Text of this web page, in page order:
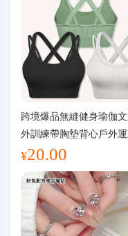
最新公告
物流資訊
代購問答
關於我們
跨境爆品無縫健身瑜伽
外訓練帶胸墊背心戶外
伽服女
¥20.00